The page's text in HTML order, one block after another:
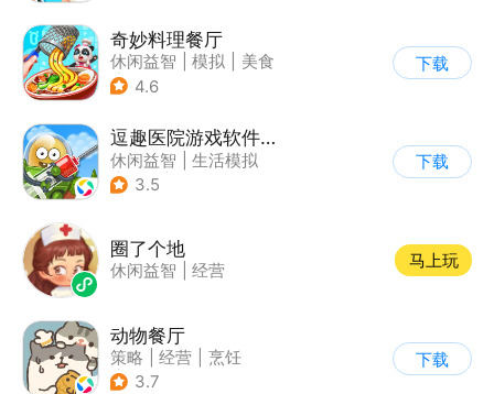
奇妙料理餐厅
休闲益智 模拟
美食
| 宝宝巴士
4.6
下载
逗趣医院游戏软件V2.1.0
休闲益智
生活模拟
| 医院
3.5
下载
圈了个地
休闲益智 经营
马上玩
动物餐厅
策略 经营
烹饪
| 宠物
3.7
下载